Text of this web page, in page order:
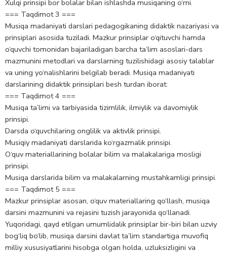
Xulqi prinsipi bor bolalar bilan ishlashda musiqaning o‘rni.
=== Taqdimot 3 ===
Musiqa madaniyati darslari pedagogikaning didaktik nazariyasi va
prinsiplari asosida tuziladi. Mazkur prinsiplar o‘qituvchi hamda
o‘quvchi tomonidan bajariladigan barcha ta’lim asoslari-dars
mazmunini metodlari va darslarning tuzilishidagi asosiy talablar
va uning yo‘nalishlarini belgilab beradi. Musiqa madaniyati
darslarining didaktik prinsiplari besh turdan iborat:
=== Taqdimot 4 ===
Musiqa ta’limi va tarbiyasida tizimlilik, ilmiylik va davomiylik
prinsipi.
Darsda o‘quvchilaring onglilik va aktivlik prinsipi.
Musiqiy madaniyati darslarida ko‘rgazmalik prinsipi.
O‘quv materiallarining bolalar bilim va malakalariga mosligi
prinsipi.
Musiqa darslarida bilim va malakalarning mustahkamligi prinsipi.
=== Taqdimot 5 ===
Mazkur prinsiplar asosan, o‘quv materiallaring qo‘llash, musiqa
darsini mazmunini va rejasini tuzish jarayonida qo‘llanadi.
Yuqoridagi, qayd etilgan umumlidalik prinsiplar bir-biri bilan uzviy
bog‘liq bo‘lib, musiqa darsini davlat ta’lim standartiga muvofiq
milliy xususiyatlarini hisobga olgan holda, uzluksizligini va